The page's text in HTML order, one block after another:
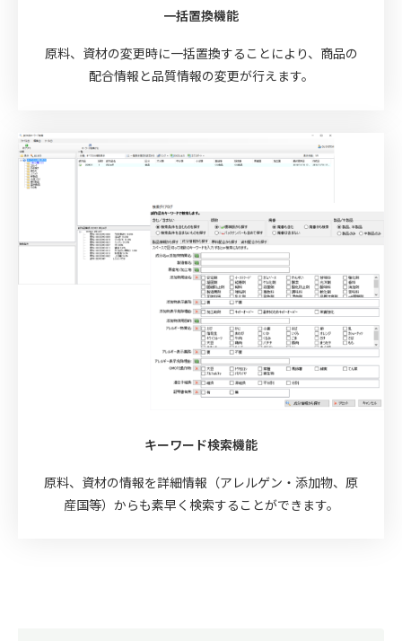
一括置換機能
原料、資材の変更時に一括置換することにより、商品の
配合情報と品質情報の変更が行えます。
キーワード検索機能
原料、資材の情報を詳細情報（アレルゲン・添加物、原
産国等）からも素早く検索することができます。